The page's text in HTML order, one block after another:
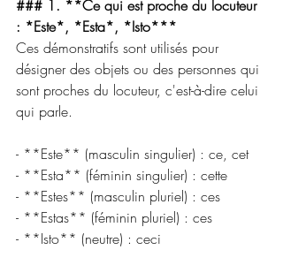
### 1. **Ce qui est proche du locuteur
: *Este*, *Esta*, *Isto***
Ces démonstratifs sont utilisés pour
désigner des objets ou des personnes qui
sont proches du locuteur, c'est-à-dire celui
qui parle.
- **Este** (masculin singulier) : ce, cet
- **Esta** (féminin singulier) : cette
- **Estes** (masculin pluriel) : ces
- **Estas** (féminin pluriel) : ces
- **Isto** (neutre) : ceci